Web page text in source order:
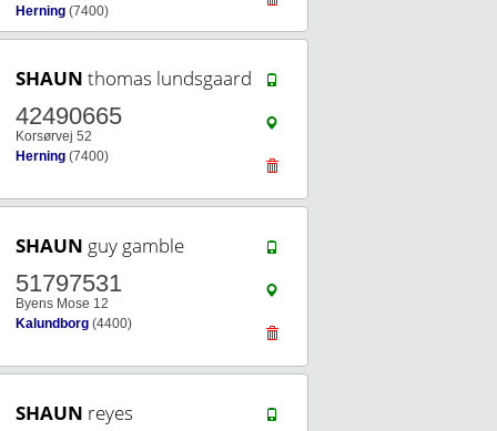
Herning (7400)
SHAUN thomas lundsgaard
42490665
Korsørvej 52
Herning (7400)
SHAUN guy gamble
51797531
Byens Mose 12
Kalundborg (4400)
SHAUN reyes